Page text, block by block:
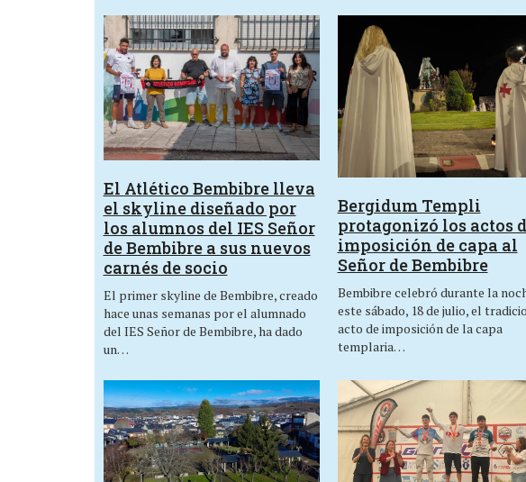
El Atlético Bembibre lleva
el skyline diseñado por
los alumnos del IES Señor
de Bembibre a sus nuevos
carnés de socio
El primer skyline de Bembibre, creado
hace unas semanas por el alumnado
del IES Señor de Bembibre, ha dado
un…
Bergidum Templi
protagonizó los actos
imposición de capa al
Señor de Bembibre
Bembibre celebró durante la
este sábado, 18 de julio, el
acto de imposición de la capa
templaria…